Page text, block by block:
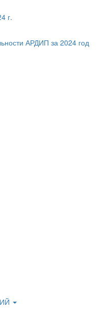
г.
АРДИП за 2024 год